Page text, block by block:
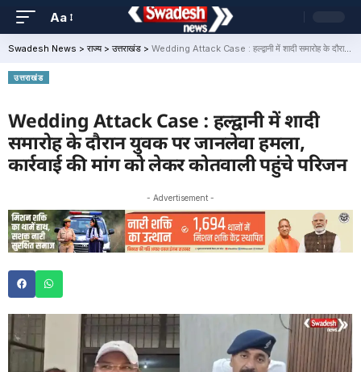
Aa
Swadesh News > राज्य> उत्तराखंड > Wedding Attack Case : हल्द्वानी में शादी समारोह के दौरान युवक पर जानलेवा हमला, कार्रवाई की मांग को लेकर कोतवाली पहुंचे परिजन
उत्तराखंड
Wedding Attack Case : हल्द्वानी में शादी
समारोह के दौरान युवक पर जानलेवा हमला,
कार्रवाई की मांग को लेकर कोतवाली पहुंचे परिजन
- Advertisement -